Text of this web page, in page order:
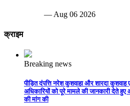
— Aug 06 2026
क्राइम
Breaking news
पीड़ित दंपत्ति नरेश कुशवाहा और शारदा
अधिकारियों को पूरे मामले की जानकारी देते हुए
की मांग की